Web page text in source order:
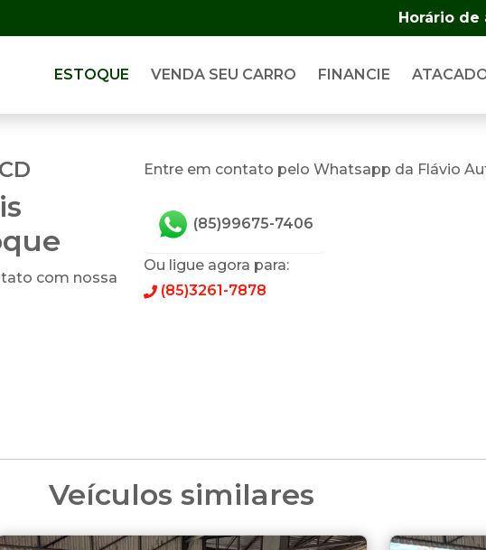
Horário
ESTOQUE VENDA SEU CARRO FINANCIE
com nossa
Entre em contato pelo Whatsapp da Flávio
(85)99675-7406
Ou ligue agora para:
(85)3261-7878
Veículos similares